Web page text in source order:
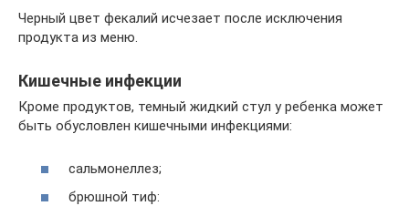
Черный цвет фекалий исчезает после исключения
продукта из меню.
Кишечные инфекции
Кроме продуктов, темный жидкий стул у ребенка может
быть обусловлен кишечными инфекциями:
сальмонеллез;
брюшной тиф: